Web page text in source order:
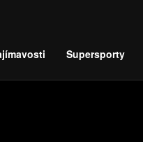
Supersporty